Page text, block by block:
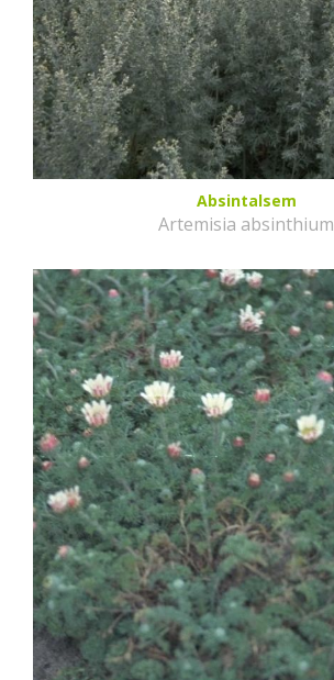
Absintalsem
Artemisia absinthium